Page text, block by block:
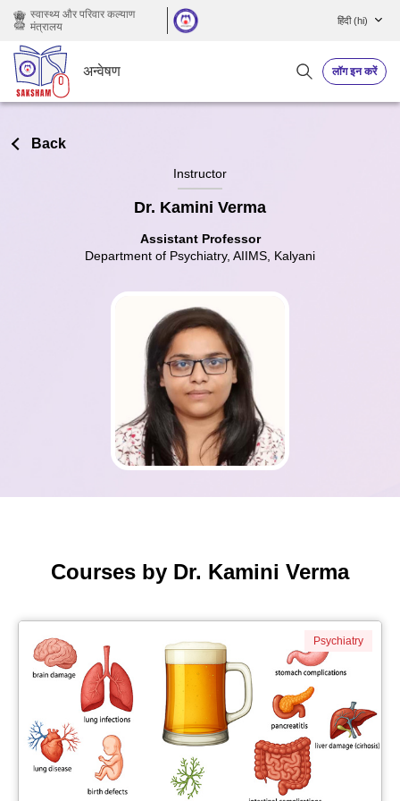
छोड़ कर मुख्य सामग्री पर जाएं
स्वास्थ्य और परिवार कल्याण
मंत्रालय
हिंदी ‎(hi)‎
अन्वेषण लॉग इन करें
Back
Instructor
Dr. Kamini Verma
Assistant Professor
Department of Psychiatry, AIIMS, Kalyani
Courses by Dr. Kamini Verma
Psychiatry